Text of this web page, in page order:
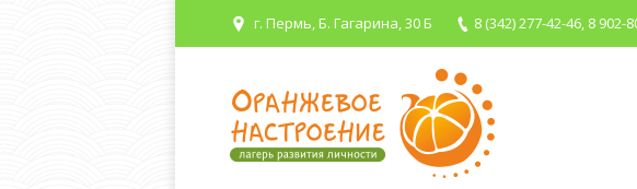
г. Пермь, Б. Гагарина, 30 Б 8 (342) 277-42-46 , 8 902-